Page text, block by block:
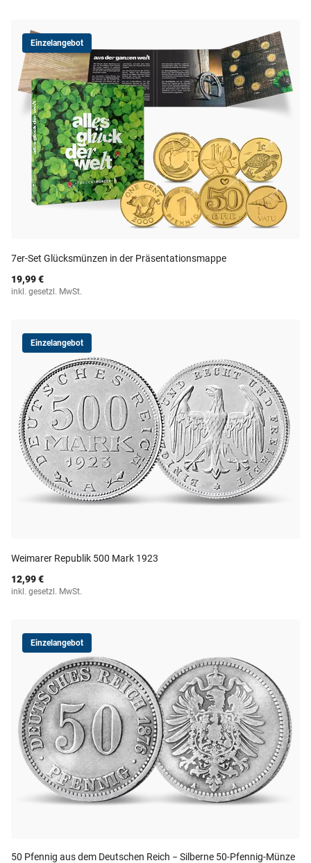
Einzelangebot
7er-Set Glücksmünzen in der Präsentationsmappe
19,99 €
inkl. gesetzl. MwSt.
Einzelangebot
Weimarer Republik 500 Mark 1923
12,99 €
inkl. gesetzl. MwSt.
Einzelangebot
50 Pfennig aus dem Deutschen Reich − Silberne 50-Pfennig-Münze